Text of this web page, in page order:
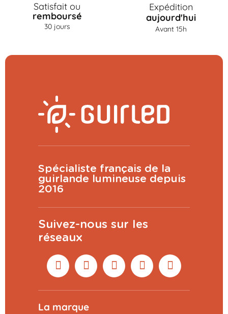
Satisfait ou
remboursé
30 jours
Expédition
aujourd'hui
Avant 15h
Spécialiste français de la
guirlande lumineuse depuis
2016
Suivez-nous sur les
réseaux
La marque